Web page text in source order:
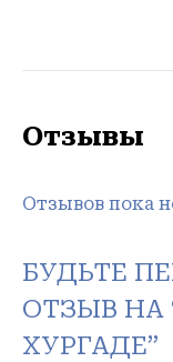
Отзывы
Отзывов пока
БУДЬТЕ
ОТЗЫВ НА
ХУРГАДЕ”